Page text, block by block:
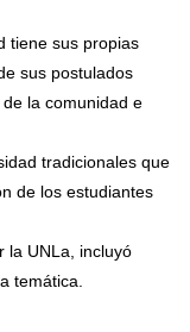
tiene sus propias
sus postulados
la comunidad e
tradicionales que
de los estudiantes
la UNLa, incluyó
temática.